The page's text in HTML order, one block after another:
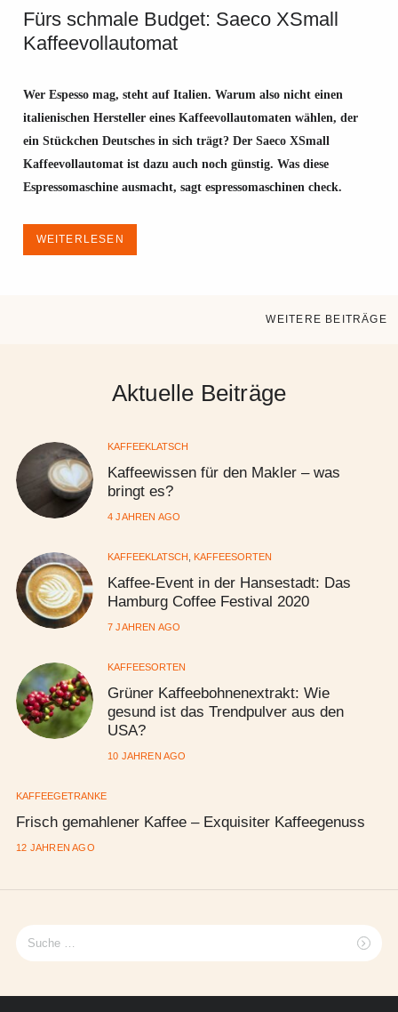
Fürs schmale Budget: Saeco XSmall
Kaffeevollautomat
Wer Espesso mag, steht auf Italien. Warum also nicht einen
italienischen Hersteller eines Kaffeevollautomaten wählen, der
ein Stückchen Deutsches in sich trägt? Der Saeco XSmall
Kaffeevollautomat ist dazu auch noch günstig. Was diese
Espressomaschine ausmacht, sagt espressomaschinen check.
WEITERLESEN
WEITERE BEITRÄGE
Aktuelle Beiträge
KAFFEEKLATSCH
Kaffeewissen für den Makler – was
bringt es?
4 JAHREN AGO
KAFFEEKLATSCH KAFFEESORTEN
Kaffee-Event in der Hansestadt: Das
Hamburg Coffee Festival 2020
7 JAHREN AGO
KAFFEESORTEN
Grüner Kaffeebohnenextrakt: Wie
gesund ist das Trendpulver aus den
USA?
10 JAHREN AGO
KAFFEEGETRÄNKE
Frisch gemahlener Kaffee – Exquisiter Kaffeegenuss
12 JAHREN AGO
Suche
nach: